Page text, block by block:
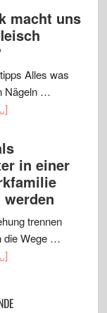
macht uns
Alles was
Nägeln …
in einer
trennen
die Wege …